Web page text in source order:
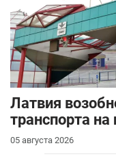
Латвия
транспорта
05 августа 2026